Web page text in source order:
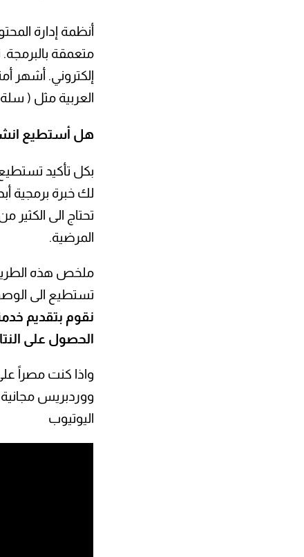
متعمقة
إلكتروني. أشهر
العربية مثل (
هل أستطيع
بكل تأكيد
لك خبرة برمجية
تحتاج الى
المرضية.
ملخص هذه
تستطيع الى
نقوم بتقديم
الحصول على
واذا كنت مصراً
ووردبريس
اليوتيوب